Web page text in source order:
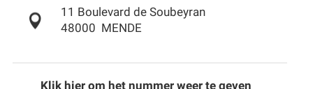
11 Boulevard de Soubeyran
48000 MENDE
Klik hier om het nummer weer te geven